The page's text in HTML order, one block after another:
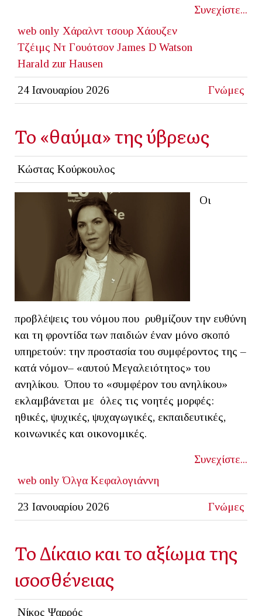
Συνεχίστε...
web only Χάραλντ τσουρ Χάουζεν
Τζέιμς Ντ Γουότσον James D Watson
Harald zur Hausen
24 Ιανουαρίου 2026 Γνώμες
Το «θαύμα» της ύβρεως
Κώστας Κούρκουλος
Οι
προβλέψεις του νόμου που ρυθμίζουν την ευθύνη
και τη φροντίδα των παιδιών έναν μόνο σκοπό
υπηρετούν: την προστασία του συμφέροντος της –
κατά νόμον– «αυτού Μεγαλειότητος» του
ανηλίκου. Όπου το «συμφέρον του ανηλίκου»
εκλαμβάνεται με όλες τις νοητές μορφές:
ηθικές, ψυχικές, ψυχαγωγικές, εκπαιδευτικές,
κοινωνικές και οικονομικές.
Συνεχίστε...
web only Όλγα Κεφαλογιάννη
23 Ιανουαρίου 2026 Γνώμες
Το Δίκαιο και το αξίωμα της
ισοσθένειας
Νίκος Ψαρρός